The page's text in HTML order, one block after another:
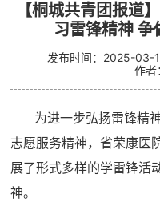
【桐城共青团报道
习雷锋精神 争
发布时间：2025-03-
作者
为进一步弘扬雷锋精
志愿服务精神，省荣康医
展了形式多样的学雷锋活
神。